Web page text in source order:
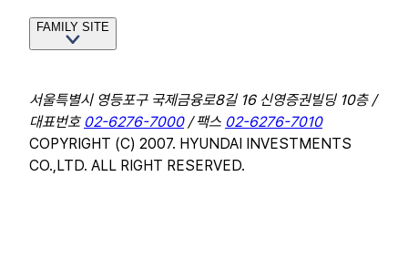
FAMILY SITE
서울특별시 영등포구 국제금융로8길 16 신영증권빌딩 10층 /
대표번호 02-6276-7000/ 팩스 02-6276-7010
COPYRIGHT (C) 2007. HYUNDAI INVESTMENTS
CO.,LTD. ALL RIGHT RESERVED.